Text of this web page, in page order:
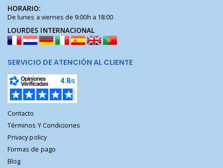
HORARIO:
De lunes a viernes de 9:00h a 18:00
LOURDES INTERNACIONAL
SERVICIO DE ATENCIÓN AL CLIENTE
Contacto
Términos Y Condiciones
Privacy policy
Formas de pago
Blog